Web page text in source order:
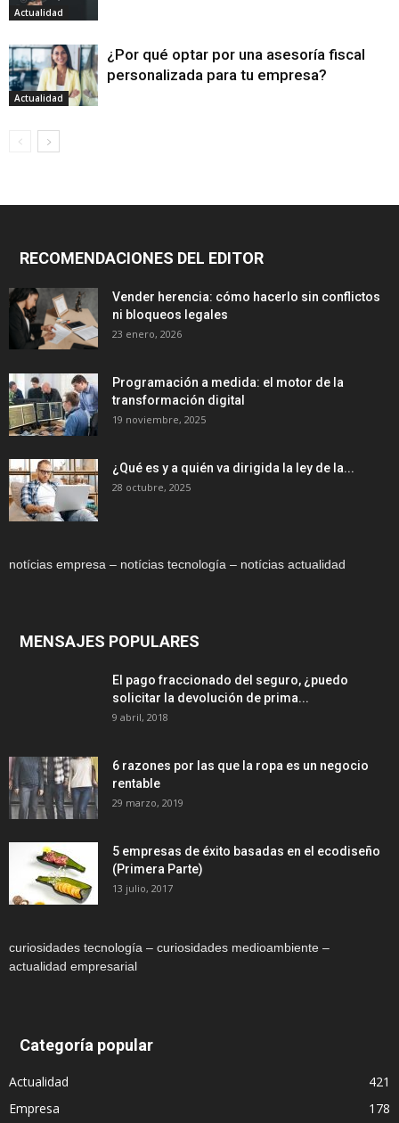
Actualidad
Actualidad
¿Por qué optar por una asesoría fiscal
personalizada para tu empresa?
RECOMENDACIONES DEL EDITOR
Vender herencia: cómo hacerlo sin conflictos
ni bloqueos legales
23 enero, 2026
Programación a medida: el motor de la
transformación digital
19 noviembre, 2025
¿Qué es y a quién va dirigida la ley de la...
28 octubre, 2025
notícias empresa – notícias tecnología – notícias actualidad
MENSAJES POPULARES
El pago fraccionado del seguro, ¿puedo
solicitar la devolución de prima...
9 abril, 2018
6 razones por las que la ropa es un negocio
rentable
29 marzo, 2019
5 empresas de éxito basadas en el ecodiseño
(Primera Parte)
13 julio, 2017
curiosidades tecnología – curiosidades medioambiente –
actualidad empresarial
Categoría popular
Actualidad
421
Empresa
178